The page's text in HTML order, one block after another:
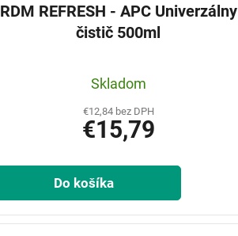
RDM REFRESH - APC Univerzálny
čistič 500ml
Skladom
€12,84 bez DPH
€15,79
Do košíka